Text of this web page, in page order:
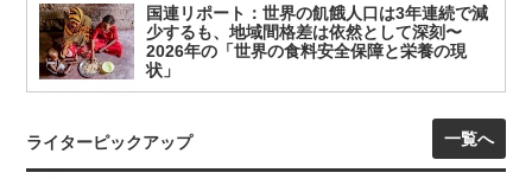
国連リポート：世界の飢餓人口は3年連続で減
少するも、地域間格差は依然として深刻〜
2026年の「世界の食料安全保障と栄養の現
状」
ライターピックアップ 一覧へ